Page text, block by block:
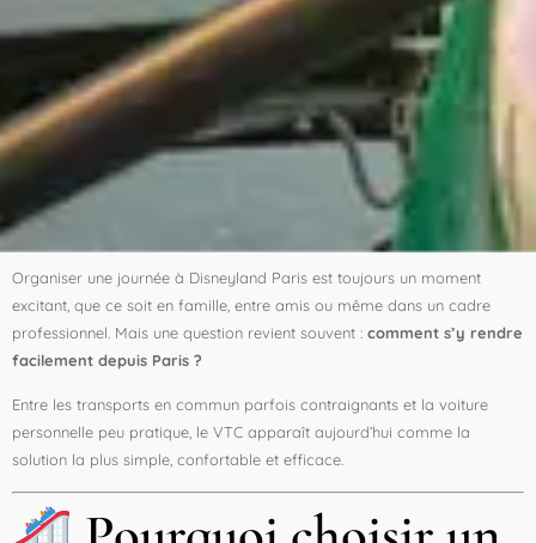
Organiser une journée à Disneyland Paris est toujours un moment
excitant, que ce soit en famille, entre amis ou même dans un cadre
professionnel. Mais une question revient souvent : comment s’y rendre
facilement depuis Paris ?
Entre les transports en commun parfois contraignants et la voiture
personnelle peu pratique, le VTC apparaît aujourd’hui comme la
solution la plus simple, confortable et efficace.